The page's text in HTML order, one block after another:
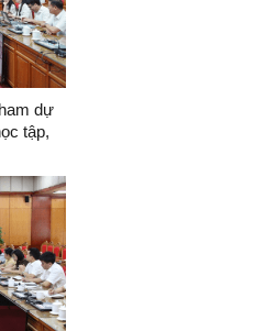
dự
tập,
trị về